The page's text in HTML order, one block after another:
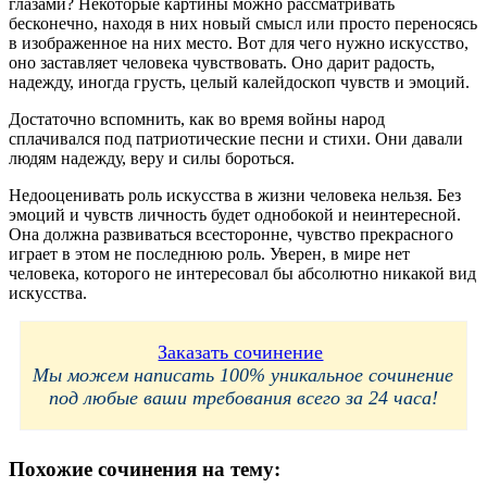
бесконечно, находя в них новый смысл или просто переносясь
в изображенное на них место. Вот для чего нужно искусство,
оно заставляет человека чувствовать. Оно дарит радость,
надежду, иногда грусть, целый калейдоскоп чувств и эмоций.
Достаточно вспомнить, как во время войны народ
сплачивался под патриотические песни и стихи. Они давали
людям надежду, веру и силы бороться.
Недооценивать роль искусства в жизни человека нельзя. Без
эмоций и чувств личность будет однобокой и неинтересной.
Она должна развиваться всесторонне, чувство прекрасного
играет в этом не последнюю роль. Уверен, в мире нет
человека, которого не интересовал бы абсолютно никакой вид
искусства.
Заказать сочинение
Мы можем написать 100% уникальное сочинение
под любые ваши требования всего за 24 часа!
Похожие сочинения на тему: